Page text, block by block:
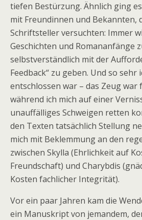
tiefen Bestürzung. Ähnlich ging
mit Freundinnen und Bekannten,
Schriftsteller versuchten: Immer
Geschichten und Romananfänge
selbstverständlich mit der
Feedback“ zu geben. Und so
entschlossen war – das Zeug war
während ich mich auf einer
unauffälliges Schweigen retten
den Texten tatsächlich Stellung
mich mit Beklemmung an den
zwischen Skylla (Ehrlichkeit auf
Freundschaft) und Charybdis
Kosten fachlicher Integrität).
Vor ein paar Jahren kam die
ein Manuskript von jemandem,